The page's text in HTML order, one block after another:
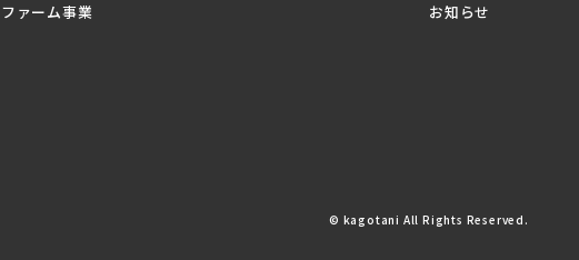
ファーム事業
お知らせ
© kagotani All Rights Reserved.